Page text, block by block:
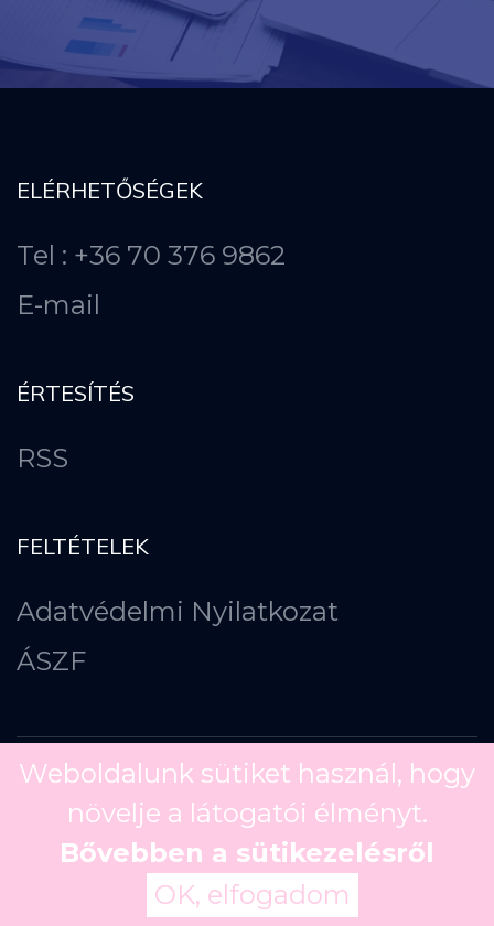
ELÉRHETŐSÉGEK
Tel : +36 70 376 9862
E-mail
ÉRTESÍTÉS
RSS
FELTÉTELEK
Adatvédelmi Nyilatkozat
ÁSZF
Copyright © 2026
Weboldalunk sütiket használ, hogy
növelje a látogatói élményt.
Bővebben a sütikezelésről
OK, elfogadom